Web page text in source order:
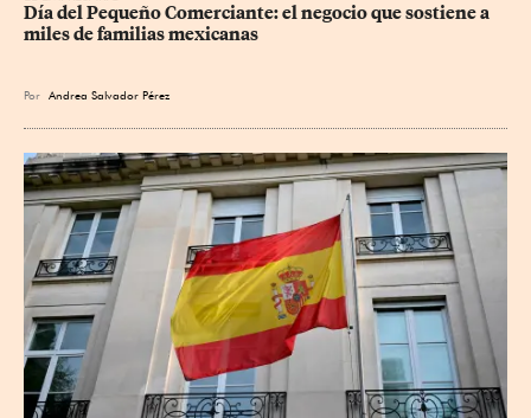
Día del Pequeño Comerciante: el negocio que sostiene a
miles de familias mexicanas
Por Andrea Salvador Pérez